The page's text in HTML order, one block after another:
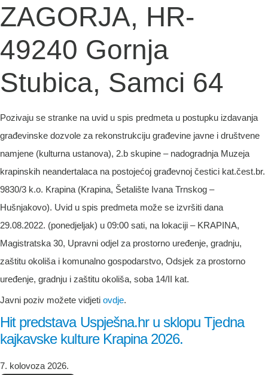
ZAGORJA, HR-
49240 Gornja
Stubica, Samci 64
Pozivaju se stranke na uvid u spis predmeta u postupku izdavanja
građevinske dozvole za rekonstrukciju građevine javne i društvene
namjene (kulturna ustanova), 2.b skupine – nadogradnja Muzeja
krapinskih neandertalaca na postojećoj građevnoj čestici kat.čest.br.
9830/3 k.o. Krapina (Krapina, Šetalište Ivana Trnskog –
Hušnjakovo). Uvid u spis predmeta može se izvršiti dana
29.08.2022. (ponedjeljak) u 09:00 sati, na lokaciji – KRAPINA,
Magistratska 30, Upravni odjel za prostorno uređenje, gradnju,
zaštitu okoliša i komunalno gospodarstvo, Odsjek za prostorno
uređenje, gradnju i zaštitu okoliša, soba 14/II kat.
Javni poziv možete vidjeti ovdje.
Hit predstava Uspješna.hr u sklopu Tjedna
kajkavske kulture Krapina 2026.
7. kolovoza 2026.